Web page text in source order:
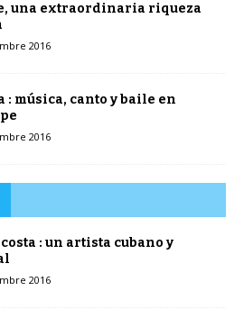
una extraordinaria riqueza
2016
: música, canto y baile en
2016
: un artista cubano y
2016